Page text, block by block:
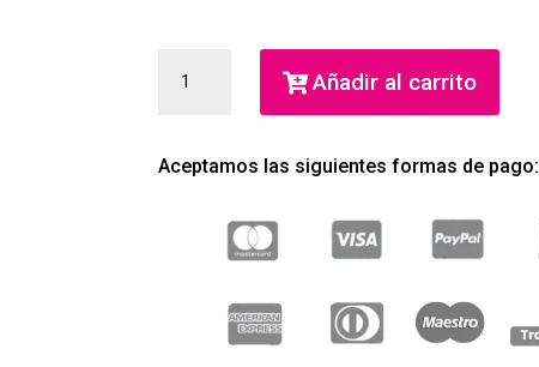
EAU
PARFUM
(CACHAREL)
CANTIDAD
Añadir al carrito
Aceptamos las siguientes formas de pago: